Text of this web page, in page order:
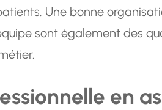
Une bonne
sont également des
en